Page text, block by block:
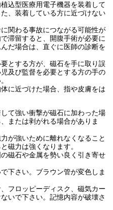
込型医療用電子機器を装着して
、装着している方に近づけない
関わる事故につながる可能性が
滞留すると、開腹手術が必要に
だ場合は、直ぐに医師の診断を
とする方が、磁石を手に取り誤
及び監督を必要とする方の手の
に近づけた場合、指や皮膚をは
て強い衝撃が磁石に加わった場
または剥がれる場合がありま
が強いために離れなくなること
磁力は強くなります。
磁石や金属を勢い良く引き寄せ
下さい。ブラウン管が変色しま
フロッピーディスク、磁気カー
いで下さい。記憶内容が破壊さ